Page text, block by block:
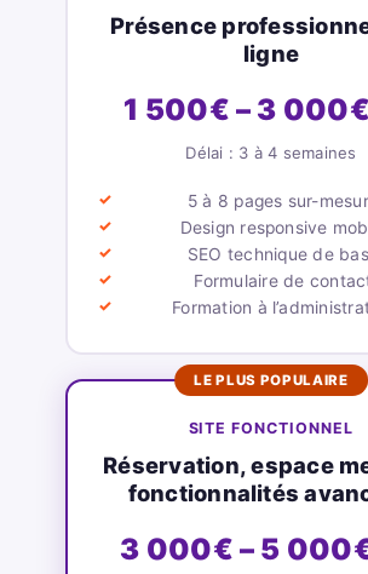
Présence
ligne
1 500€ – 3
Délai : 3 à 4 semaines
5 à 8 pages sur-
Design responsive
SEO technique de
Formulaire de
Formation à
LE PLUS POPULAIRE
SITE FONCTIONNEL
Réservation, espace
fonctionnalités
3 000€ – 5